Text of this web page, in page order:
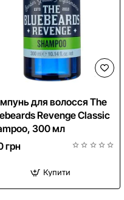
для волосся The
Revenge Classic
300 мл
грн
Купити